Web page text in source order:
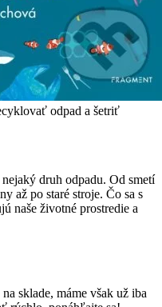
odpad a šetriť
druh odpadu. Od smetí
až po staré stroje. Čo sa s
naše životné prostredie a
sklade, máme však už iba